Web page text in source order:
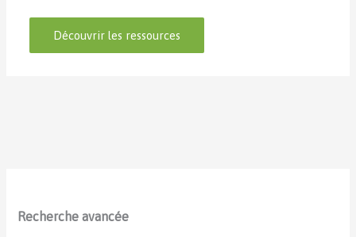
Découvrir les ressources
Recherche avancée